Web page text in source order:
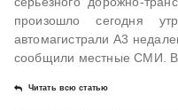
произошло сегодня
автомагистрали A3
сообщили местные СМИ. В
Читать всю статью